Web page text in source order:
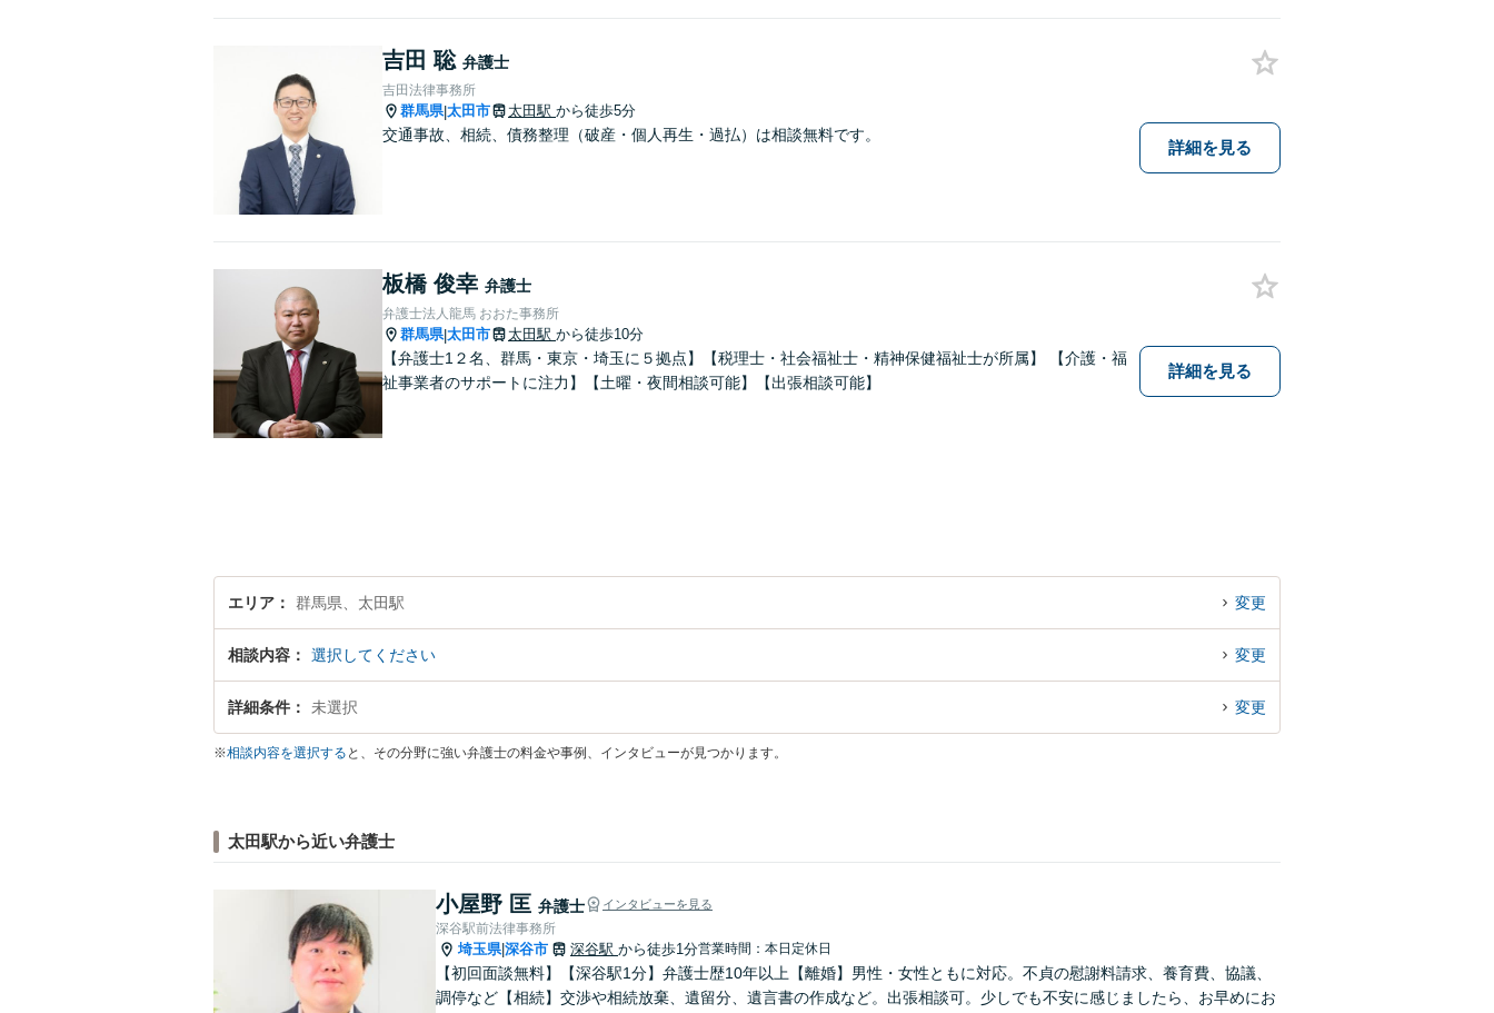
吉田 聡 弁護士
吉田法律事務所
群馬県|太田市 太田駅 から徒歩5分
交通事故、相続、債務整理（破産・個人再生・過払）は相談無料です。
詳細を見る
板橋 俊幸 弁護士
弁護士法人龍馬 おおた事務所
群馬県|太田市 太田駅 から徒歩10分
【弁護士1２名、群馬・東京・埼玉に５拠点】【税理士・社会福祉士・精神保健福祉士が所属】 【介護・福
祉事業者のサポートに注力】【土曜・夜間相談可能】【出張相談可能】
詳細を見る
エリア 群馬県、太田駅 変更
相談内容 選択してください 変更
詳細条件 未選択 変更
※相談内容を選択する と、その分野に強い弁護士の料金や事例、インタビューが見つかります。
太田駅から近い弁護士
小屋野 匡 弁護士 インタビューを見る
深谷駅前法律事務所
埼玉県|深谷市 深谷駅 から徒歩1分営業時間：本日定休日
【初回面談無料】【深谷駅1分】弁護士歴10年以上【離婚】男性・女性ともに対応。不貞の慰謝料請求、養育費、協議、
調停など【相続】交渉や相続放棄、遺留分、遺言書の作成など。出張相談可。少しでも不安に感じましたら、お早めにお